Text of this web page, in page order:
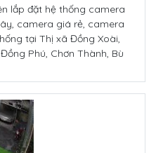
lắp đặt hệ thống camera
camera giá rẻ, camera
tại Thị xã Đồng Xoài,
Phú, Chơn Thành, Bù